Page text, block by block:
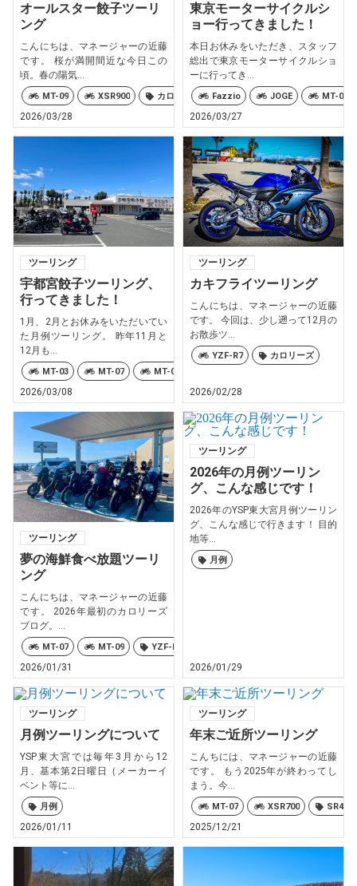
オールスター餃子ツーリ
ング
こんにちは、マネージャーの近藤
です。 桜が満開間近な今日この
頃。春の陽気...
MT-09 XSR900 カロリーズ
2026/03/28
東京モーターサイクルシ
ョー行ってきました！
本日お休みをいただき、スタッフ
総出で東京モーターサイクルショ
ーに行ってき...
Fazzio JOGE MT-03
2026/03/27
ツーリング
宇都宮餃子ツーリング、
行ってきました！
1月、2月とお休みをいただいてい
た月例ツーリング。 昨年11月と
12月も...
MT-03 MT-07 MT-09
2026/03/08
ツーリング
カキフライツーリング
こんにちは、マネージャーの近藤
です。 今回は、少し遡って12月の
お散歩ツ...
YZF-R7 カロリーズ
2026/02/28
ツーリング
夢の海鮮食べ放題ツーリ
ング
こんにちは、マネージャーの近藤
です。 2026年最初のカロリーズ
ブログ。...
MT-07 MT-09 YZF-R6
2026/01/31
ツーリング
2026年の月例ツーリン
グ、こんな感じです！
2026年のYSP東大宮月例ツーリン
グ、こんな感じで行きます！ 目的
地等...
月例
2026/01/29
ツーリング
月例ツーリングについて
YSP東大宮では毎年3月から12
月、基本第2日曜日（メーカーイ
ベント等に...
月例
2026/01/11
ツーリング
年末ご近所ツーリング
こんちには、マネージャーの近藤
です。 もう2025年が終わってし
まう。今...
MT-07 XSR700 SR400
2025/12/21